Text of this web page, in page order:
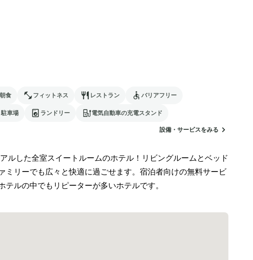
朝食 フィットネス レストラン バリアフリー
駐車場 ランドリー 電気自動車の充電スタンド
設備・サービスをみる
た全室スイートルームのホテル！リビングルームとベッド
ミリーでも広々と快適に過ごせます。宿泊者向けの無料サービ
テルの中でもリピーターが多いホテルです。